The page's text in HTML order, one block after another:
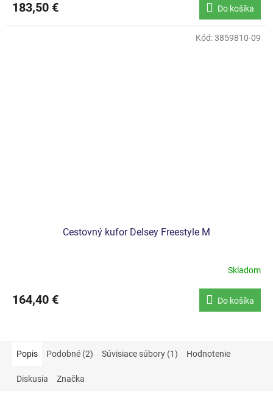
183,50 € Do košíka
Cestovný kufor Delsey Freestyle M
Skladom
164,40 € Do košíka
Kód:3859810-09
Popis Podobné (2) Súvisiace súbory (1) Hodnotenie
Diskusia Značka